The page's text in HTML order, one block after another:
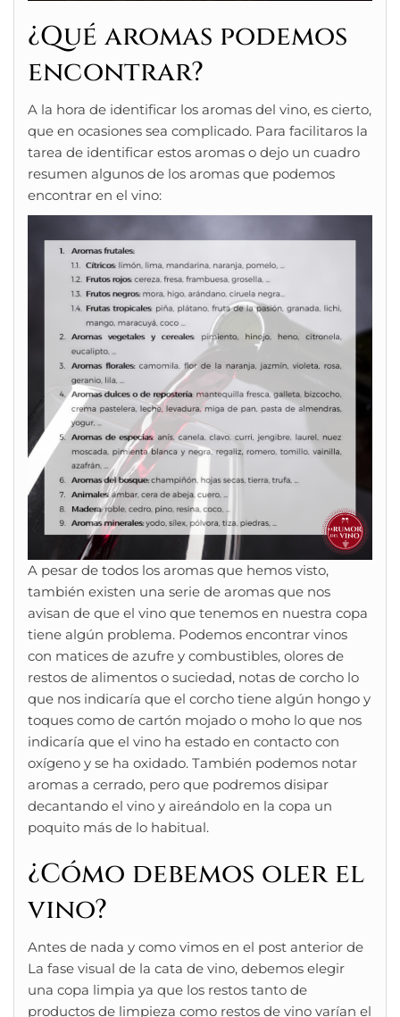
¿Qué aromas podemos
encontrar?
A la hora de identificar los aromas del vino, es cierto,
que en ocasiones sea complicado. Para facilitaros la
tarea de identificar estos aromas o dejo un cuadro
resumen algunos de los aromas que podemos
encontrar en el vino:
A pesar de todos los aromas que hemos visto,
también existen una serie de aromas que nos
avisan de que el vino que tenemos en nuestra copa
tiene algún problema. Podemos encontrar vinos
con matices de azufre y combustibles, olores de
restos de alimentos o suciedad, notas de corcho lo
que nos indicaría que el corcho tiene algún hongo y
toques como de cartón mojado o moho lo que nos
indicaría que el vino ha estado en contacto con
oxígeno y se ha oxidado. También podemos notar
aromas a cerrado, pero que podremos disipar
decantando el vino y aireándolo en la copa un
poquito más de lo habitual.
¿Cómo debemos oler el
vino?
Antes de nada y como vimos en el post anterior de
La fase visual de la cata de vino, debemos elegir
una copa limpia ya que los restos tanto de
productos de limpieza como restos de vino varían el